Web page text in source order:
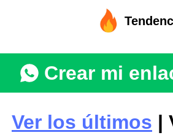
Crear mi
Ver los últimos |